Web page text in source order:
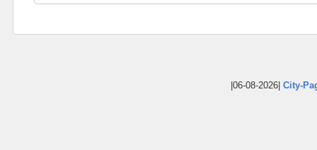
|06-08-2026| City-